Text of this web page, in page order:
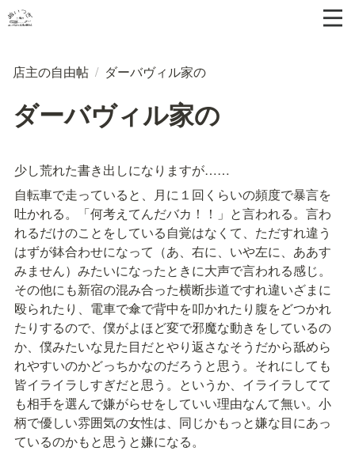
店主の自由帖 / ダーバヴィル家の
ダーバヴィル家の
少し荒れた書き出しになりますが……
自転車で走っていると、月に１回くらいの頻度で暴言を
吐かれる。「何考えてんだバカ！！」と言われる。言わ
れるだけのことをしている自覚はなくて、ただすれ違う
はずが鉢合わせになって（あ、右に、いや左に、ああす
みません）みたいになったときに大声で言われる感じ。
その他にも新宿の混み合った横断歩道ですれ違いざまに
殴られたり、電車で傘で背中を叩かれたり腹をどつかれ
たりするので、僕がよほど変で邪魔な動きをしているの
か、僕みたいな見た目だとやり返さなそうだから舐めら
れやすいのかどっちかなのだろうと思う。それにしても
皆イライラしすぎだと思う。というか、イライラしてて
も相手を選んで嫌がらせをしていい理由なんて無い。小
柄で優しい雰囲気の女性は、同じかもっと嫌な目にあっ
ているのかもと思うと嫌になる。